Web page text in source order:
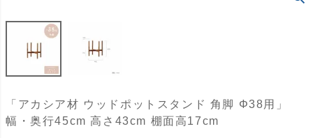
「アカシア材 ウッドポットスタンド 角脚 Φ38用」
幅・奥行45cm 高さ43cm 棚面高17cm